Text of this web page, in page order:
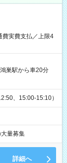
費実費支払／上限4
鴻巣駅から車20分
、15:00-15:10）
量募集
詳細へ